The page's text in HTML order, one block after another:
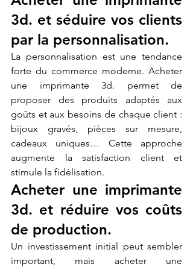
3d. et séduire vos clients
par la personnalisation.
La personnalisation est une tendance
forte du commerce moderne. Acheter
une imprimante 3d. permet de
proposer des produits adaptés aux
goûts et aux besoins de chaque client :
bijoux gravés, pièces sur mesure,
cadeaux uniques… Cette approche
augmente la satisfaction client et
stimule la fidélisation.
Acheter une imprimante
3d. et réduire vos coûts
de production.
Un investissement initial peut sembler
important, mais acheter une